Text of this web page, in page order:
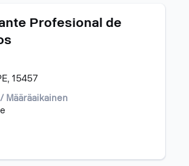
Profesional de
15457
Määräaikainen